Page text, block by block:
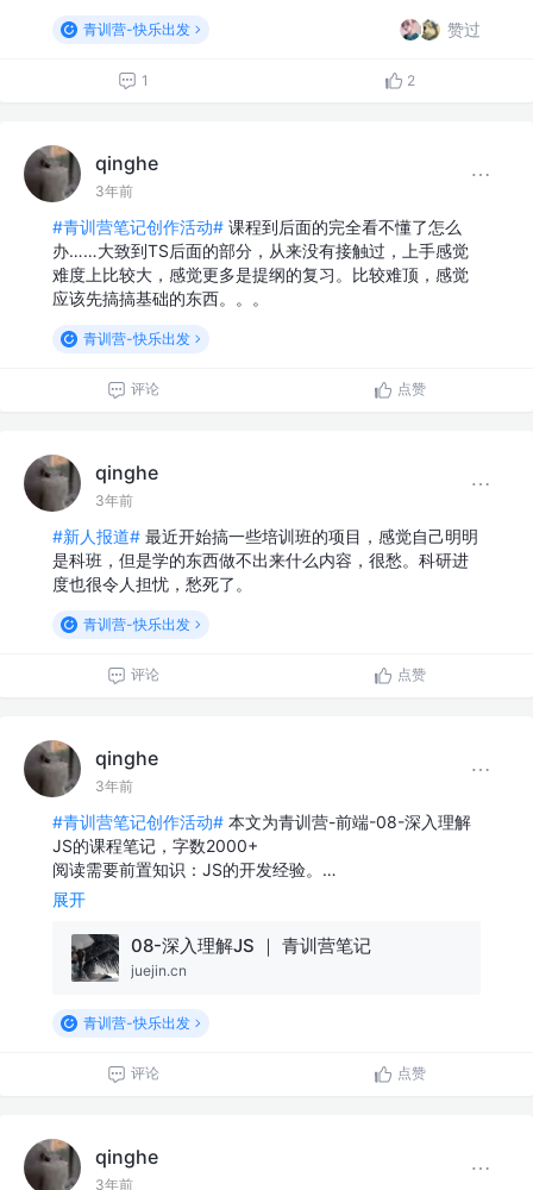
青训营-快乐出发 赞过
1 2
qinghe
3年前
#青训营笔记创作活动# 课程到后面的完全看不懂了怎么
办……大致到TS后面的部分，从来没有接触过，上手感觉
难度上比较大，感觉更多是提纲的复习。比较难顶，感觉
应该先搞搞基础的东西。。。
青训营-快乐出发
评论 点赞
qinghe
3年前
#新人报道# 最近开始搞一些培训班的项目，感觉自己明明
是科班，但是学的东西做不出来什么内容，很愁。科研进
度也很令人担忧，愁死了。
青训营-快乐出发
评论 点赞
qinghe
3年前
#青训营笔记创作活动# 本文为青训营-前端-08-深入理解
JS的课程笔记，字数2000+
阅读需要前置知识：JS的开发经验。…
展开
08-深入理解JS ｜ 青训营笔记
juejin.cn
青训营-快乐出发
评论 点赞
qinghe
3年前